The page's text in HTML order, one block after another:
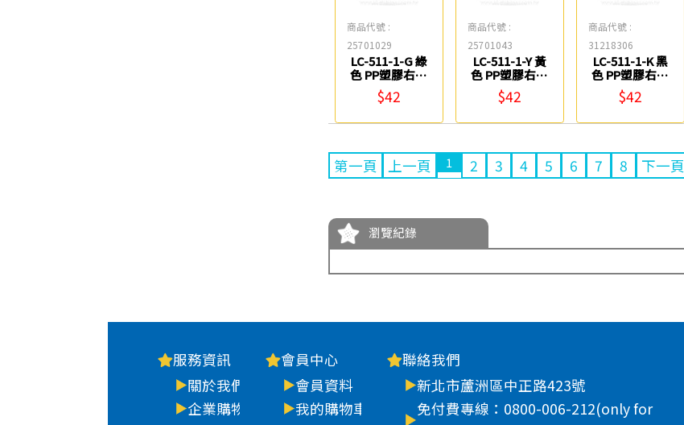
商品代號 :
25701029
LC-511-1-G 綠
色 PP塑膠右上
強力夾 連勤牌
$42
商品代號 :
25701043
LC-511-1-Y 黃
色 PP塑膠右上
強力夾 連勤牌
$42
商品代號 :
31218306
LC-511-1-K 黑
色 PP塑膠右上
強力夾 連勤牌
$42
第一頁 上一頁 1 2 3 4 5 6 7 8 下一頁
瀏覽紀錄
服務資訊
關於我們
企業購物
會員中心
會員資料
我的購物車
聯絡我們
新北市蘆洲區中正路423號
免付費專線：0800-006-212(only for